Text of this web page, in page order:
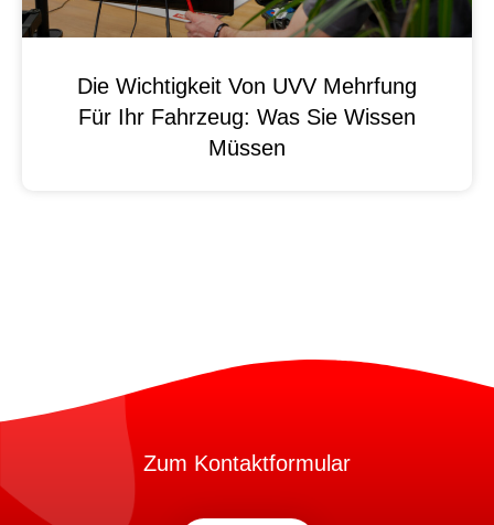
Die Wichtigkeit Von UVV Mehrfung
Für Ihr Fahrzeug: Was Sie Wissen
Müssen
Zum Kontaktformular